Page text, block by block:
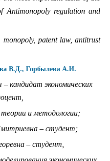
Antimonopoly regulation and
monopoly, patent law, antitrust
В.Д., Горбылева А.И.
кандидат экономических
теории и методологии;
– студент;
– студент,